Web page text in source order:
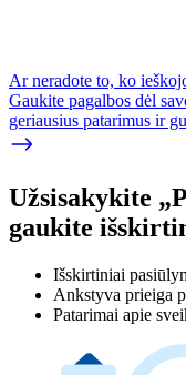
Ar neradote to, ko
Gaukite pagalbos dėl
geriausius patarimus ir
Užsisakykite
gaukite
Išskirtiniai
Ankstyva prieiga
Patarimai apie